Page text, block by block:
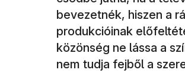
bevezetnék, hiszen a
produkcióinak
közönség ne lássa a
nem tudja fejből a